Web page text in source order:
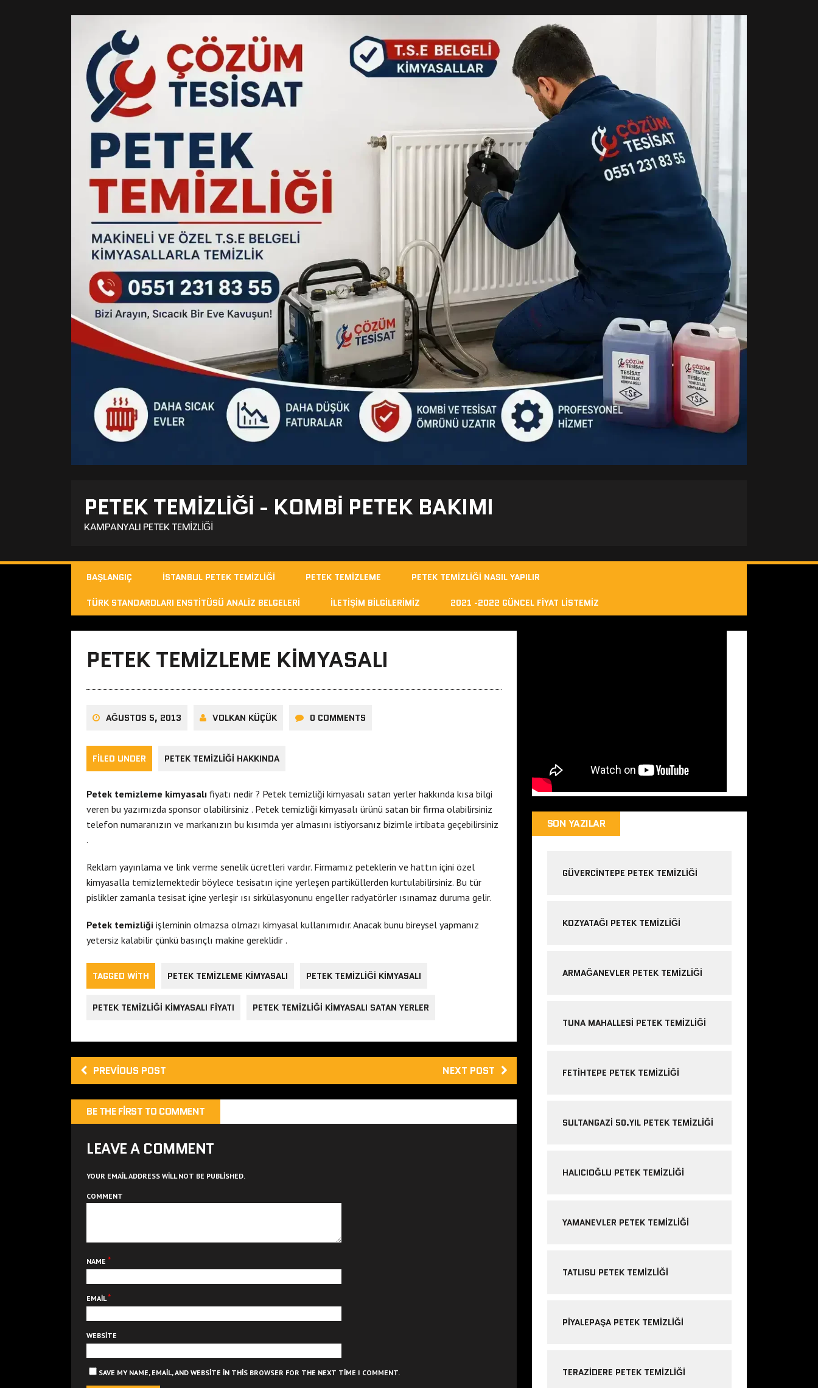
PETEK TEMIZLIĞI - KOMBI PETEK BAKIMI
KAMPANYALI PETEK TEMIZLIĞI
BAŞLANGIÇ İSTANBUL PETEK TEMIZLIĞI PETEK TEMIZLEME PETEK TEMIZLIĞI NASIL YAPILIR
TÜRK STANDARDLARI ENSTITÜSÜ ANALIZ BELGELERI İLETIŞIM BILGILERIMIZ 2021 -2022 GÜNCEL FIYAT LISTEMIZ
PETEK TEMIZLEME KIMYASALI
AĞUSTOS 5, 2013 VOLKAN KÜÇÜK 0 COMMENTS
FILED UNDER PETEK TEMIZLIĞI HAKKINDA
Petek temizleme kimyasalı fiyatı nedir ? Petek temizliği kimyasalı satan yerler hakkında kısa bilgi
veren bu yazımızda sponsor olabilirsiniz . Petek temizliği kimyasalı ürünü satan bir firma olabilirsiniz
telefon numaranızın ve markanızın bu kısımda yer almasını istiyorsanız bizimle irtibata geçebilirsiniz
.
Reklam yayınlama ve link verme senelik ücretleri vardır. Firmamız peteklerin ve hattın içini özel
kimyasalla temizlemektedir böylece tesisatın içine yerleşen partiküllerden kurtulabilirsiniz. Bu tür
pislikler zamanla tesisat içine yerleşir ısı sirkülasyonunu engeller radyatörler ısınamaz duruma gelir.
Petek temizliği işleminin olmazsa olmazı kimyasal kullanımıdır. Anacak bunu bireysel yapmanız
yetersiz kalabilir çünkü basınçlı makine gereklidir .
TAGGED WITH PETEK TEMIZLEME KIMYASALI PETEK TEMIZLIĞI KIMYASALI
PETEK TEMIZLIĞI KIMYASALI FIYATI PETEK TEMIZLIĞI KIMYASALI SATAN YERLER
PREVIOUS POST NEXT POST
BE THE FIRST TO COMMENT
LEAVE A COMMENT
YOUR EMAIL ADDRESS WILL NOT BE PUBLISHED.
COMMENT
NAME *
EMAIL*
WEBSITE
SAVE MY NAME, EMAIL, AND WEBSITE IN THIS BROWSER FOR THE NEXT TIME I COMMENT.
SON YAZILAR
GÜVERCINTEPE PETEK TEMIZLIĞI
KOZYATAĞI PETEK TEMIZLIĞI
ARMAĞANEVLER PETEK TEMIZLIĞI
TUNA MAHALLESI PETEK TEMIZLIĞI
FETIHTEPE PETEK TEMIZLIĞI
SULTANGAZI 50.YIL PETEK TEMIZLIĞI
HALICIOĞLU PETEK TEMIZLIĞI
YAMANEVLER PETEK TEMIZLIĞI
TATLISU PETEK TEMIZLIĞI
PIYALEPAŞA PETEK TEMIZLIĞI
TERAZIDERE PETEK TEMIZLIĞI